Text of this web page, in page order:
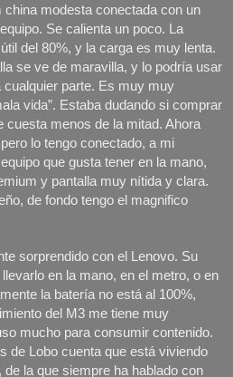
china modesta conectada con un
Se calienta un poco. La
del 80%, y la carga es muy lenta.
se ve de maravilla, y lo podría usar
cualquier parte. Es muy muy
vida”. Estaba dudando si comprar
cuesta menos de la mitad. Ahora
lo tengo conectado, a mi
que gusta tener en la mano,
y pantalla muy nítida y clara.
de fondo tengo el magnifico
sorprendido con el Lenovo. Su
en la mano, en el metro, o en
la batería no está al 100%,
del M3 me tiene muy
mucho para consumir contenido.
de Lobo cuenta que está viviendo
la que siempre ha hablado con